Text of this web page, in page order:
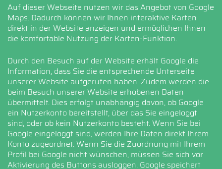
Auf dieser Webseite nutzen wir das Angebot von Google
Maps. Dadurch können wir Ihnen interaktive Karten
direkt in der Website anzeigen und ermöglichen Ihnen
die komfortable Nutzung der Karten-Funktion.
Durch den Besuch auf der Website erhält Google die
Information, dass Sie die entsprechende Unterseite
unserer Website aufgerufen haben. Zudem werden die
beim Besuch unserer Website erhobenen Daten
übermittelt. Dies erfolgt unabhängig davon, ob Google
ein Nutzerkonto bereitstellt, über das Sie eingeloggt
sind, oder ob kein Nutzerkonto besteht. Wenn Sie bei
Google eingeloggt sind, werden Ihre Daten direkt Ihrem
Konto zugeordnet. Wenn Sie die Zuordnung mit Ihrem
Profil bei Google nicht wünschen, müssen Sie sich vor
Aktivierung des Buttons ausloggen. Google speichert